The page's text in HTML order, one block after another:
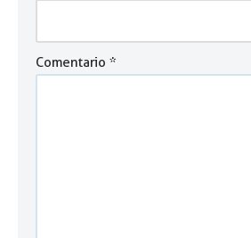
Comentario *